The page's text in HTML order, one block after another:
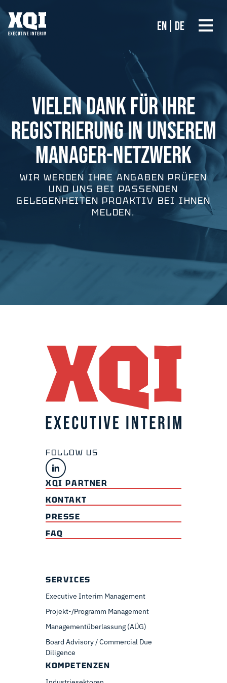
EN DE
VIELEN DANK FÜR IHRE
REGISTRIERUNG IN UNSEREM
MANAGER-NETZWERK
WIR WERDEN IHRE ANGABEN PRÜFEN
UND UNS BEI PASSENDEN
GELEGENHEITEN PROAKTIV BEI IHNEN
MELDEN.
XQI PARTNER
KONTAKT
PRESSE
FAQ
SERVICES
Executive Interim Management
Projekt-/Programm Management
Managementüberlassung (AÜG)
Board Advisory / Commercial Due
Diligence
KOMPETENZEN